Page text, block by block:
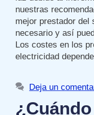
nuestras
mejor prestador del
necesario y así
Los costes en los
electricidad
Deja un